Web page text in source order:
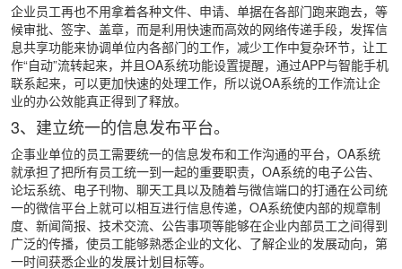
企业员工再也不用拿着各种文件、申请、单据在各部门跑来跑去，等
候审批、签字、盖章，而是利用快速而高效的网络传递手段，发挥信
息共享功能来协调单位内各部门的工作，减少工作中复杂环节，让工
作“自动”流转起来，并且OA系统功能设置提醒，通过APP与智能手机
联系起来，可以更加快速的处理工作，所以说OA系统的工作流让企
业的办公效能真正得到了释放。
3、建立统一的信息发布平台。
企事业单位的员工需要统一的信息发布和工作沟通的平台，OA系统
就承担了把所有员工统一到一起的重要职责，OA系统的电子公告、
论坛系统、电子刊物、聊天工具以及随着与微信端口的打通在公司统
一的微信平台上就可以相互进行信息传递，OA系统使内部的规章制
度、新闻简报、技术交流、公告事项等能够在企业内部员工之间得到
广泛的传播，使员工能够熟悉企业的文化、了解企业的发展动向，第
一时间获悉企业的发展计划目标等。